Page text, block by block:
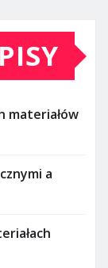
materiałów
a